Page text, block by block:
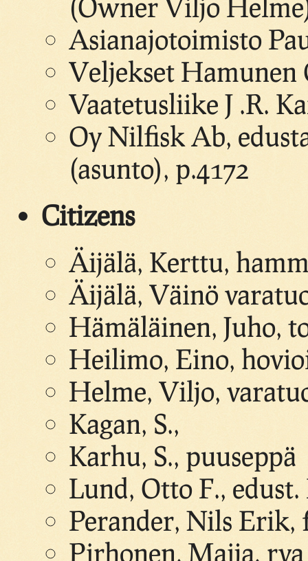
Asianajotoimisto
Veljekset Hamunen
Vaatetusliike J .R.
Oy Nilfisk Ab,
(asunto), p.4172
Citizens
Äijälä, Kerttu,
Äijälä, Väinö
Hämäläinen, Juho,
Heilimo, Eino,
Helme, Viljo,
Kagan, S.,
Karhu, S., puuseppä
Lund, Otto F.,
Perander, Nils Erik,
Pirhonen, Maija, rva